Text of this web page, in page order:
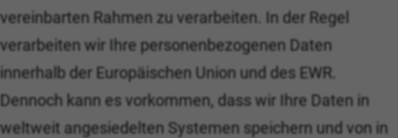
vereinbarten Rahmen zu verarbeiten. In der Regel
verarbeiten wir Ihre personenbezogenen Daten
innerhalb der Europäischen Union und des EWR.
Dennoch kann es vorkommen, dass wir Ihre Daten in
weltweit angesiedelten Systemen speichern und von in